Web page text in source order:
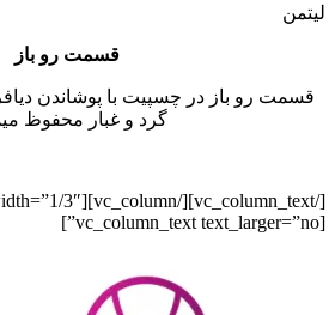
لیتمن
قسمت رو باز
قسمت رو باز در چسپیت با پوشاندن
گرد و غبار محفوظ
[vc_column_text text_larger=”no”]